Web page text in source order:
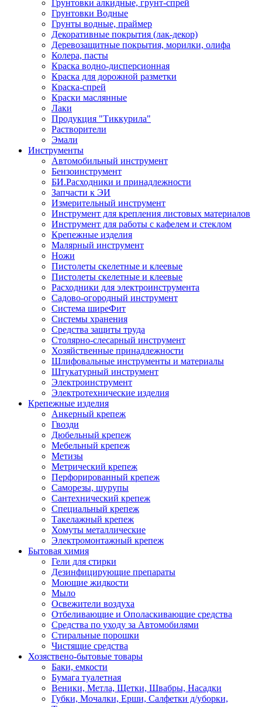
Грунтовки алкидные, грунт-спрей
Грунтовки Водные
Грунты водные, праймер
Декоративные покрытия (лак-декор)
Деревозащитные покрытия, морилки, олифа
Колера, пасты
Краска водно-дисперсионная
Краска для дорожной разметки
Краска-спрей
Краски маслянные
Лаки
Продукция "Тиккурила"
Растворители
Эмали
Инструменты
Автомобильный инструмент
Бензоинструмент
БИ.Расходники и принадлежности
Запчасти к ЭИ
Измерительный инструмент
Инструмент для крепления листовых материалов
Инструмент для работы с кафелем и стеклом
Крепежные изделия
Малярный инструмент
Ножи
Пистолеты скелетные и клеевые
Пистолеты скелетные и клеевые
Расходники для электроинструмента
Садово-огородный инструмент
Система ширеФит
Системы хранения
Средства защиты труда
Столярно-слесарный инструмент
Хозяйственные принадлежности
Шлифовальные инструменты и материалы
Штукатурный инструмент
Электроинструмент
Электротехнические изделия
Крепежные изделия
Анкерный крепеж
Гвозди
Дюбельный крепеж
Мебельный крепеж
Метизы
Метрический крепеж
Перфорированный крепеж
Саморезы, шурупы
Сантехнический крепеж
Специальный крепеж
Такелажный крепеж
Хомуты металлические
Электромонтажный крепеж
Бытовая химия
Гели для стирки
Дезинфицирующие препараты
Моющие жидкости
Мыло
Освежители воздуха
Отбеливающие и Ополаскивающие средства
Средства по уходу за Автомобилями
Стиральные порошки
Чистящие средства
Хозяствено-бытовые товары
Баки, емкости
Бумага туалетная
Веники, Метла, Щетки, Швабры, Насадки
Губки, Мочалки, Ерши, Салфетки д/уборки,